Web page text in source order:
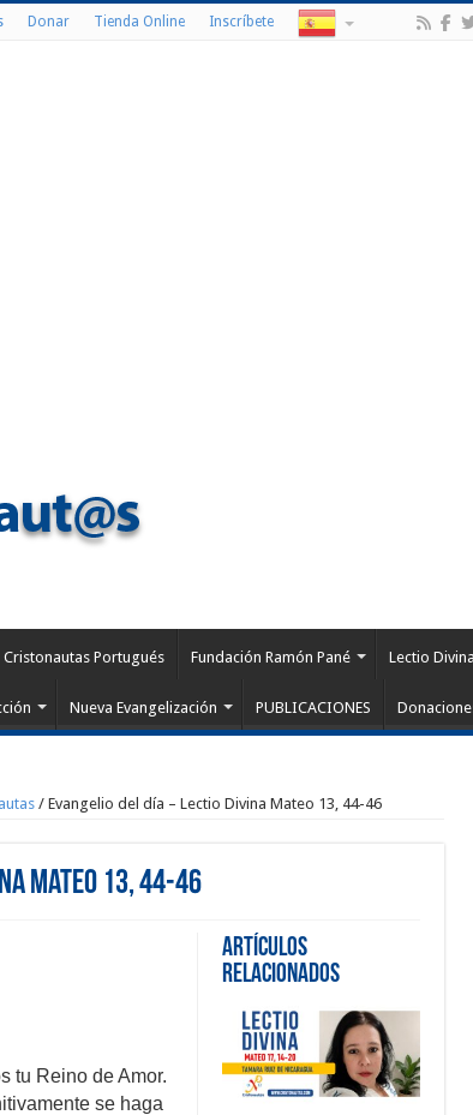
Donar Tienda Online Inscríbete
Cristonautas Portugués Fundación Ramón Pané Lectio Divina
Nueva Evangelización PUBLICACIONES
/ Evangelio del día – Lectio Divina Mateo 13, 44-46
Mateo 13, 44-46
Artículos
Relacionados
tu Reino de Amor.
se haga